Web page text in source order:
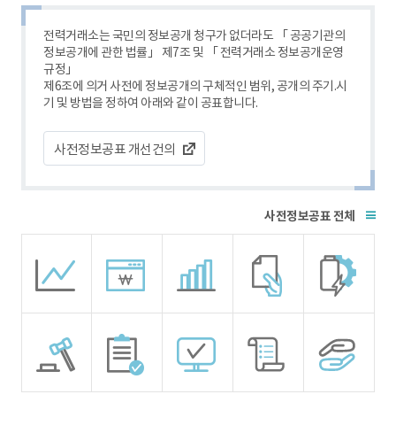
전력거래소는 국민의 정보공개 청구가 없더라도 「 공공기관의
정보공개에 관한 법률」 제7조 및 「 전력거래소 정보공개운영
규정」
제6조에 의거 사전에 정보공개의 구체적인 범위, 공개의 주기.시
기 및 방법을 정하여 아래와 같이 공표합니다.
사전정보공표 개선건의
전체